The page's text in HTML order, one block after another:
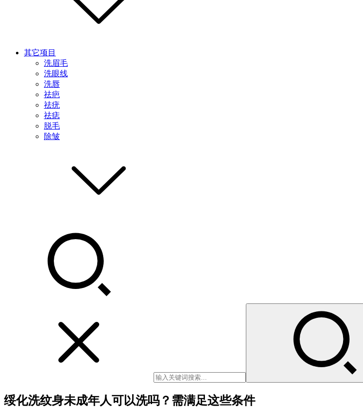
其它项目
洗眉毛
洗眼线
洗唇
祛疤
祛疣
祛痣
脱毛
除皱
绥化洗纹身未成年人可以洗吗？需满足这些条件